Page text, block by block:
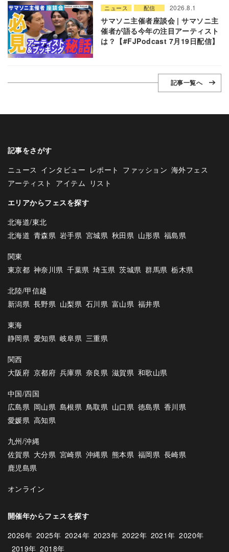
ニュース 配信 2026.8.1
サマソニ主催者座談会 | サマソニ主
催者が語る今年の注目アーティスト
は？【#FJPodcast 7月19日配信】
記事一覧へ
記事をさがす
ニュース インタビュー レポート ファッション 海外フェス
アーティスト アイテム
リスト
エリアからフェスを探す
北海道/東北
北海道 青森県 岩手県 宮城県 秋田県 山形県 福島県
関東
東京都 神奈川県 千葉県 埼玉県 茨城県 群馬県 栃木県
北陸/甲信越
新潟県 長野県 山梨県 石川県 富山県 福井県
東海
静岡県 愛知県 岐阜県 三重県
関西
大阪府 京都府 兵庫県 奈良県 滋賀県 和歌山県
中国/四国
広島県 岡山県 島根県 鳥取県 山口県 徳島県 香川県
愛媛県 高知県
九州/沖縄
佐賀県 大分県 宮崎県 沖縄県 熊本県 福岡県 長崎県
鹿児島県
オンライン
開催年からフェスを探す
2026年 2025年 2024年 2023年 2022年 2021年 2020年
2019年 2018年